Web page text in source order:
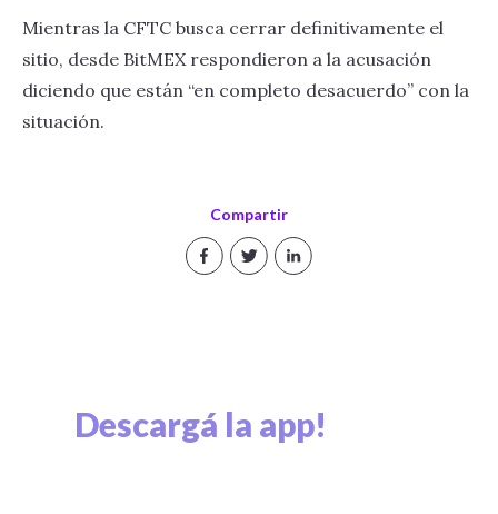
Compartir
Mientras la CFTC busca cerrar definitivamente el
sitio, desde BitMEX respondieron a la acusación
diciendo que están “en completo desacuerdo” con la
situación.
Descargá la app!